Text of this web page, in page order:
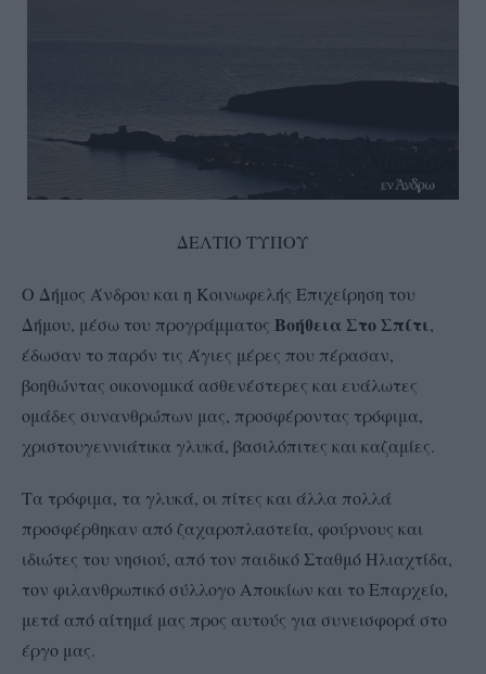
ΔΕΛΤΙΟ ΤΥΠΟΥ
Ο Δήμος Άνδρου και η Κοινωφελής Επιχείρηση του
Δήμου, μέσω του προγράμματος Βοήθεια Στο Σπίτι,
έδωσαν το παρόν τις Άγιες μέρες που πέρασαν,
βοηθώντας οικονομικά ασθενέστερες και ευάλωτες
ομάδες συνανθρώπων μας, προσφέροντας τρόφιμα,
χριστουγεννιάτικα γλυκά, βασιλόπιτες και καζαμίες.
Τα τρόφιμα, τα γλυκά, οι πίτες και άλλα πολλά
προσφέρθηκαν από ζαχαροπλαστεία, φούρνους και
ιδιώτες του νησιού, από τον παιδικό Σταθμό Ηλιαχτίδα,
τον φιλανθρωπικό σύλλογο Αποικίων και το Επαρχείο,
μετά από αίτημά μας προς αυτούς για συνεισφορά στο
έργο μας.